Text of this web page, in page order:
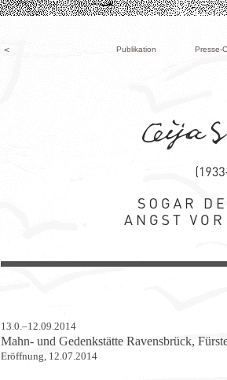
13.0.–12.09.2014
Mahn- und Gedenkstätte Ravensbrück,
Eröffnung, 12.07.2014
Presse-
< Publikation